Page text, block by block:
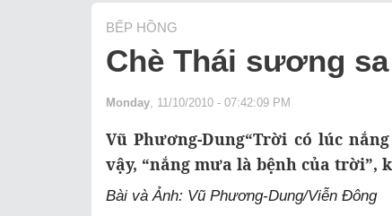
BẾP HỒNG
Chè Thái sương
Monday , 11/10/2010 - 07:42:09 PM
Vũ Phương-Dung“Trời có lúc
vậy, “nắng mưa là bệnh của
Bài và Ảnh: Vũ Phương-Dung/Viễn Đông